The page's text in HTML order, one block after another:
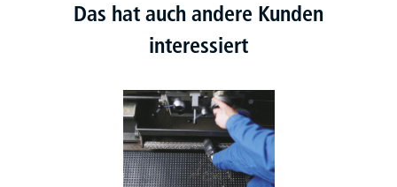
Das hat auch andere Kunden
interessiert